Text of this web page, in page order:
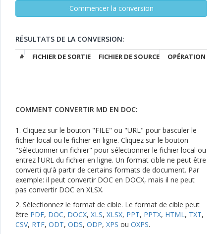
RÉSULTATS DE LA CONVERSION:
# FICHIER DE SORTIE FICHIER DE SOURCE OPÉRATION
COMMENT CONVERTIR MD EN DOC:
1. Cliquez sur le bouton "FILE" ou "URL" pour basculer le
fichier local ou le fichier en ligne. Cliquez sur le bouton
"Sélectionner un fichier" pour sélectionner le fichier local ou
entrez l'URL du fichier en ligne. Un format cible ne peut être
converti qu'à partir de certains formats de document. Par
exemple: il peut convertir DOC en DOCX, mais il ne peut
pas convertir DOC en XLSX.
2. Sélectionnez le format de cible. Le format de cible peut
être PDF, DOC, DOCX, XLS, XLSX, PPT, PPTX, HTML, TXT,
CSV, RTF, ODT, ODS, ODP, XPS ou OXPS.